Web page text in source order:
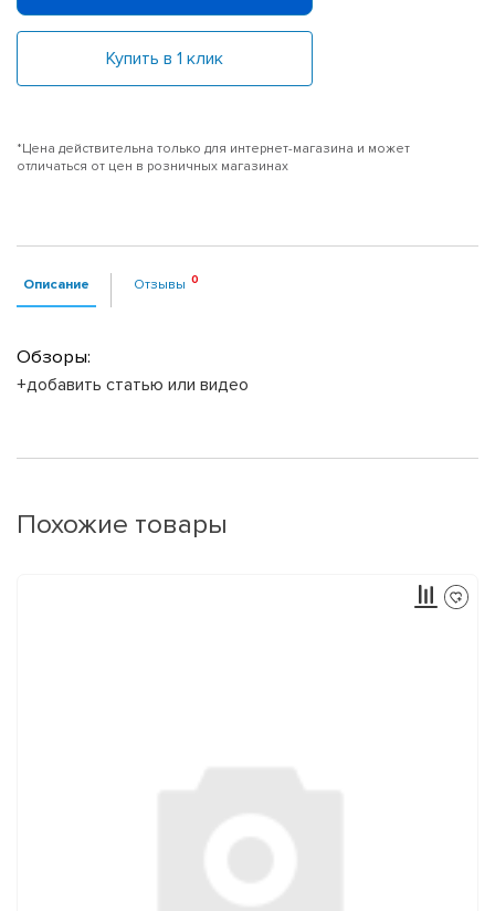
Купить в 1 клик
*Цена действительна только для интернет-магазина и может
отличаться от цен в розничных магазинах
Описание Отзывы
Обзоры:
+добавить статью или видео
Похожие товары